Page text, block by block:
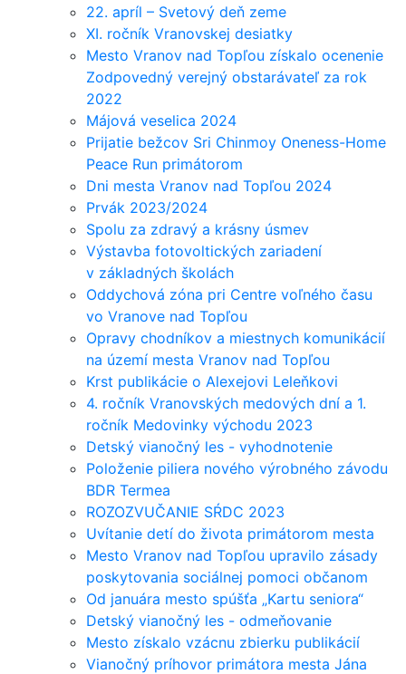
22. apríl – Svetový deň zeme
XI. ročník Vranovskej desiatky
Mesto Vranov nad Topľou získalo ocenenie
Zodpovedný verejný obstarávateľ za rok
2022
Májová veselica 2024
Prijatie bežcov Sri Chinmoy Oneness-Home
Peace Run primátorom
Dni mesta Vranov nad Topľou 2024
Prvák 2023/2024
Spolu za zdravý a krásny úsmev
Výstavba fotovoltických zariadení
v základných školách
Oddychová zóna pri Centre voľného času
vo Vranove nad Topľou
Opravy chodníkov a miestnych komunikácií
na území mesta Vranov nad Topľou
Krst publikácie o Alexejovi Leleňkovi
4. ročník Vranovských medových dní a 1.
ročník Medovinky východu 2023
Detský vianočný les - vyhodnotenie
Položenie piliera nového výrobného závodu
BDR Termea
ROZOZVUČANIE SŔDC 2023
Uvítanie detí do života primátorom mesta
Mesto Vranov nad Topľou upravilo zásady
poskytovania sociálnej pomoci občanom
Od januára mesto spúšťa „Kartu seniora“
Detský vianočný les - odmeňovanie
Mesto získalo vzácnu zbierku publikácií
Vianočný príhovor primátora mesta Jána